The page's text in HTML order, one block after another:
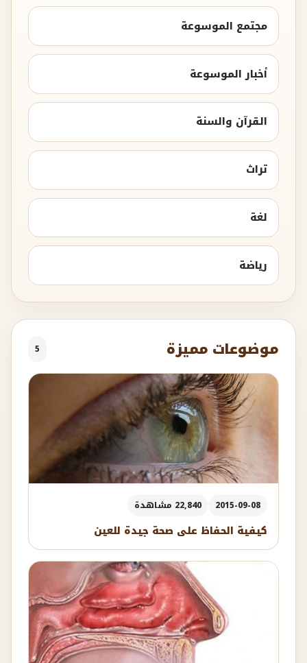
مجتمع الموسوعة
أخبار الموسوعة
القرآن والسنة
تراث
لغة
رياضة
موضوعات مميزة 5
2015-09-08 22,840 مشاهدة
كيفية الحفاظ على صحة جيدة للعين